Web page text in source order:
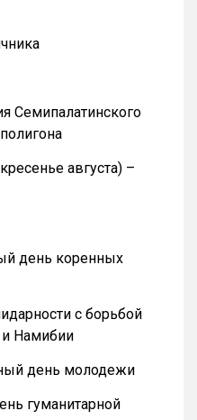
Семипалатинского
августа) –
день коренных
с борьбой
Намибии
день молодежи
гуманитарной